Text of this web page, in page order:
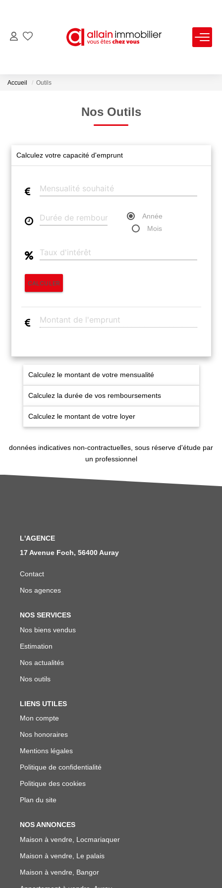
ESTIMATION
NOS AGENCES
Nous Contacter
Nous Rejoindre
Nos Actualités
LOCATIONS VACANCES
MON COMPTE
Accueil Outils
Nos Outils
Calculez votre capacité d'emprunt
Année
Mois
CALCULER
Calculez le montant de votre mensualité
Calculez la durée de vos remboursements
Calculez le montant de votre loyer
données indicatives non-contractuelles, sous réserve d'étude par
un professionnel
L'AGENCE
17 Avenue Foch, 56400 Auray
Contact
Nos agences
NOS SERVICES
Nos biens vendus
Estimation
Nos actualités
Nos outils
LIENS UTILES
Mon compte
Nos honoraires
Mentions légales
Politique de confidentialité
Politique des cookies
Plan du site
NOS ANNONCES
Maison à vendre, Locmariaquer
Maison à vendre, Le palais
Maison à vendre, Bangor